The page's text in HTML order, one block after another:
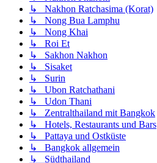
↳ Nakhon Ratchasima (Korat)
↳ Nong Bua Lamphu
↳ Nong Khai
↳ Roi Et
↳ Sakhon Nakhon
↳ Sisaket
↳ Surin
↳ Ubon Ratchathani
↳ Udon Thani
↳ Zentralthailand mit Bangkok
↳ Hotels, Restaurants und Bars
↳ Pattaya und Ostküste
↳ Bangkok allgemein
↳ Südthailand